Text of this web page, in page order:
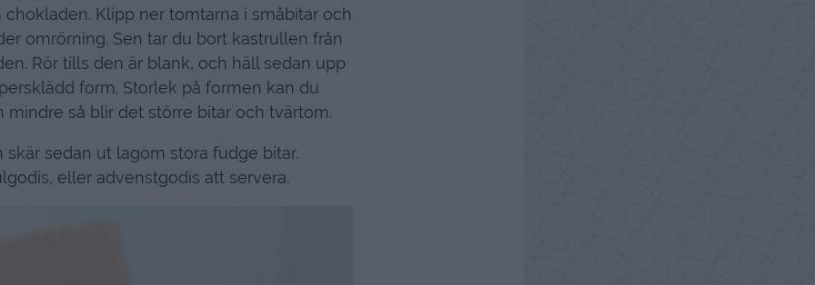
Klipp ner tomtarna i småbitar och
omrörning. Sen tar du bort kastrullen från
Rör tills den är blank, och häll sedan upp
form. Storlek på formen kan du
mindre så blir det större bitar och tvärtom.
skär sedan ut lagom stora fudge bitar.
eller advenstgodis att servera.